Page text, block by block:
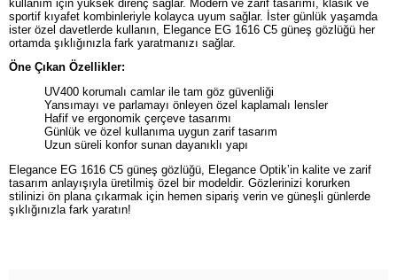
kullanım için yüksek direnç sağlar. Modern ve zarif tasarımı, klasik ve
sportif kıyafet kombinleriyle kolayca uyum sağlar. İster günlük yaşamda
ister özel davetlerde kullanın, Elegance EG 1616 C5 güneş gözlüğü her
ortamda şıklığınızla fark yaratmanızı sağlar.
Öne Çıkan Özellikler:
UV400 korumalı camlar ile tam göz güvenliği
Yansımayı ve parlamayı önleyen özel kaplamalı lensler
Hafif ve ergonomik çerçeve tasarımı
Günlük ve özel kullanıma uygun zarif tasarım
Uzun süreli konfor sunan dayanıklı yapı
Elegance EG 1616 C5 güneş gözlüğü, Elegance Optik’in kalite ve zarif
tasarım anlayışıyla üretilmiş özel bir modeldir. Gözlerinizi korurken
stilinizi ön plana çıkarmak için hemen sipariş verin ve güneşli günlerde
şıklığınızla fark yaratın!